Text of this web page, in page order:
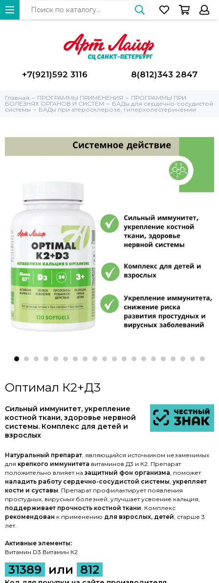
+7(921)592 3116 8(812)343 2847
Главная ПРОГРАММЫ ПРИМЕНЕНИЯ
ПРОГРАММЫ ПРИ
БОЛЕЗНЯХ ОРГАНОВ И СИСТЕМ
БАДы для сердечно-сосудистой
системы
БАДы при атеросклерозе, гиперхолестеринемии
Оптимал К2+Д3
Сильный иммунитет, укрепление
костной ткани, здоровье нервной
системы. Комплекс для детей и
взрослых
Натуральный препарат , являющийся источником незаменимых
для крепкого иммунитета витаминов Д3 и К2. Препарат
положительно влияет на защитный фон организма , поможет
наладить работу сердечно-сосудистой системы укрепляет
кости и суставы . Препарат профилактирует появления
простудных, вирусных болезней, улучшает усвоение кальция,
поддерживает прочность костной ткани . Комплекс
рекомендован к применению для взрослых, детей , старше 3
лет.
Активные элементы:
Витамин D3 Витамин К2
31389 или 812